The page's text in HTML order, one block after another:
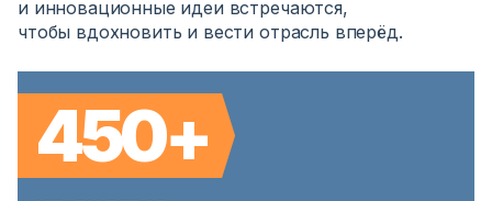
и инновационные идеи встречаются,
чтобы вдохновить и вести отрасль вперёд.
450+